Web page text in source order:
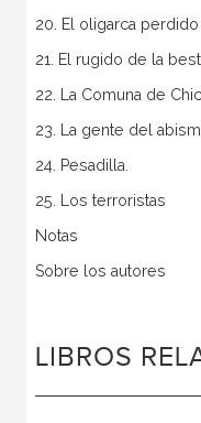
20. El oligarca perdido
21. El rugido de la
22. La Comuna de
23. La gente del
24. Pesadilla.
25. Los terroristas
Notas
Sobre los autores
LIBROS